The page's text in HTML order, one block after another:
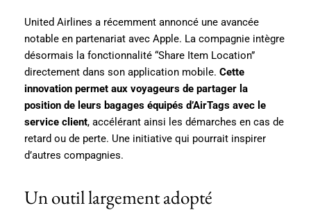
United Airlines a récemment annoncé une avancée
notable en partenariat avec Apple. La compagnie intègre
désormais la fonctionnalité “Share Item Location”
directement dans son application mobile. Cette
innovation permet aux voyageurs de partager la
position de leurs bagages équipés d’AirTags avec le
service client, accélérant ainsi les démarches en cas de
retard ou de perte. Une initiative qui pourrait inspirer
d’autres compagnies.
Un outil largement adopté